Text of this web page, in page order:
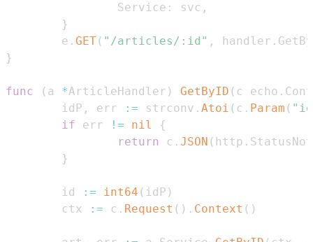
                Service
: svc ,
}
        e
. GET( "/articles/:id" , handler .
}
func ( a *ArticleHandler ) GetByID ( c echo .
        idP
, err := strconv . Atoi ( c . Param (
if err != nil
{
return
c . JSON ( http .
}
        id
:= int64 ( idP )
        ctx
:= c . Request ( ) . Context ( )